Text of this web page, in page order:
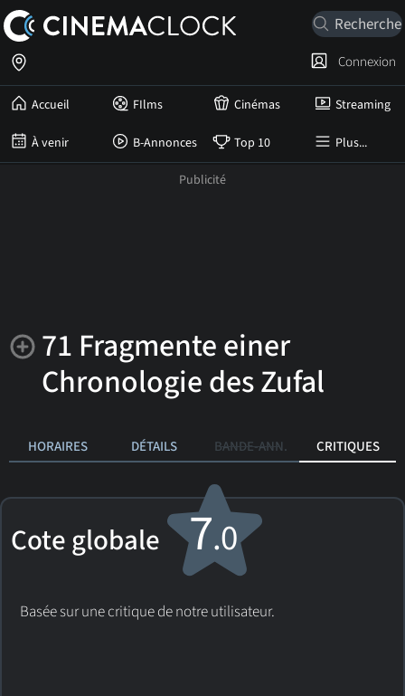
Accueil FIlms Cinémas Streaming
À venir B-Annonces Top 10 Plus...
Connexion
71 Fragmente einer
Chronologie des Zufal
HORAIRES DÉTAILS BANDE-ANN. CRITIQUES
Cote globale 7.0
Basée sur une critique de notre utilisateur.